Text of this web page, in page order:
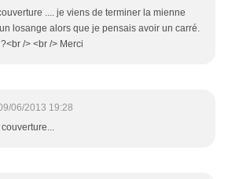
.... je viens de terminer la mienne
losange alors que je pensais avoir un carré.
/> <br /> Merci
06/2013 19:28